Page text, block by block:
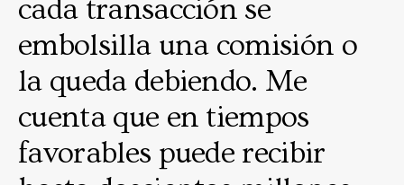
cada transacción se
embolsilla una comisión o
la queda debiendo. Me
cuenta que en tiempos
favorables puede recibir